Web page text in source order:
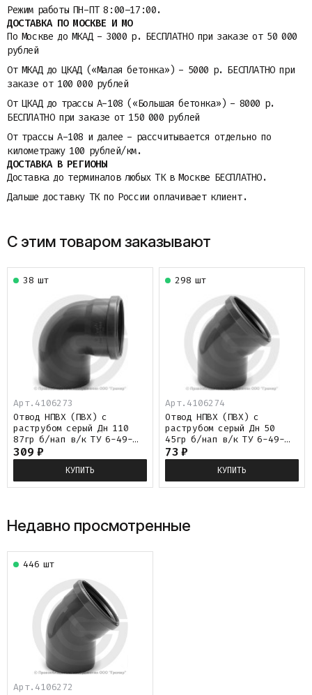
Режим работы ПН-ПТ 8:00–17:00.
ДОСТАВКА ПО МОСКВЕ И МО
По Москве до МКАД - 3000 р. БЕСПЛАТНО при заказе от 50 000
рублей
От МКАД до ЦКАД («Малая бетонка») - 5000 р. БЕСПЛАТНО при
заказе от 100 000 рублей
От ЦКАД до трассы A-108 («Большая бетонка») - 8000 р.
БЕСПЛАТНО при заказе от 150 000 рублей
От трассы A-108 и далее - рассчитывается отдельно по
километражу 100 рублей/км.
ДОСТАВКА В РЕГИОНЫ
Доставка до терминалов любых ТК в Москве БЕСПЛАТНО.
Дальше доставку ТК по России оплачивает клиент.
С этим товаром заказывают
Арт.4106273
38 шт
Отвод НПВХ (ПВХ) с
раструбом серый Дн 110
87гр б/нап в/к ТУ 6-49-
33-92 Хемкор
309 ₽
КУПИТЬ
Арт.4106274
298 шт
Отвод НПВХ (ПВХ) с
раструбом серый Дн 50
45гр б/нап в/к ТУ 6-49-
33-92 Хемкор
73 ₽
КУПИТЬ
Недавно просмотренные
Арт. 4106272
446 шт